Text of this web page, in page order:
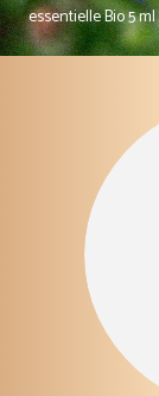
essentielle Bio 5 ml